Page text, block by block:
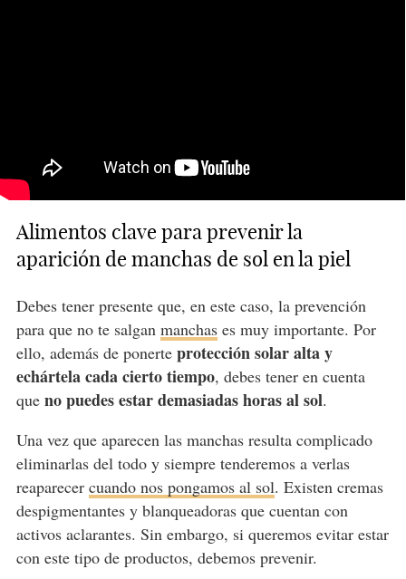
Alimentos clave para prevenir la
aparición de manchas de sol en la piel
Debes tener presente que, en este caso, la prevención
para que no te salgan manchases muy importante. Por
ello, además de ponerte protección solar alta y
echártela cada cierto tiempo, debes tener en cuenta
que no puedes estar demasiadas horas al sol.
Una vez que aparecen las manchas resulta complicado
eliminarlas del todo y siempre tenderemos a verlas
reaparecer cuando nos pongamos al sol. Existen cremas
despigmentantes y blanqueadoras que cuentan con
activos aclarantes. Sin embargo, si queremos evitar estar
con este tipo de productos, debemos prevenir.